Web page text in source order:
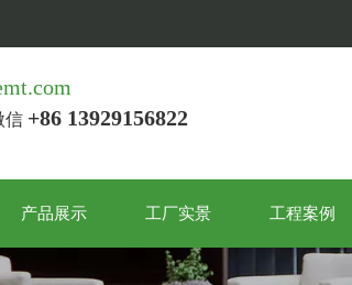
信 +86 13929156822
产品展示 工厂实景 工程案例